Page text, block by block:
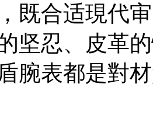
既合适現代
坚忍、皮革
腕表都是對